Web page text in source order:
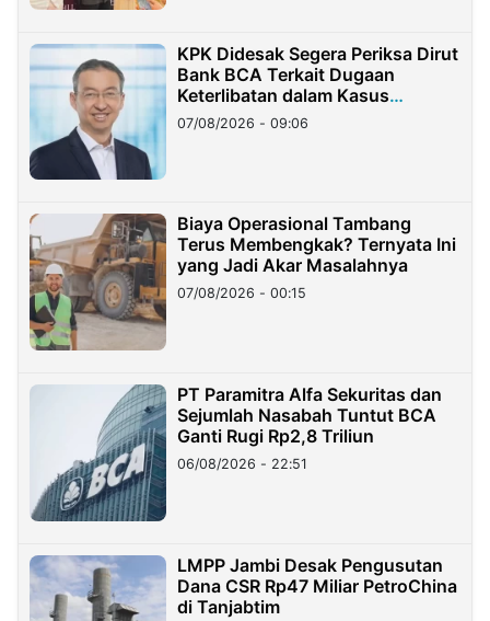
KPK Didesak Segera Periksa Dirut
Bank BCA Terkait Dugaan
Keterlibatan dalam Kasus
Hilangnya Dana Nasabah Rp2,58
Miliar
07/08/2026 - 09:06
Biaya Operasional Tambang
Terus Membengkak? Ternyata Ini
yang Jadi Akar Masalahnya
07/08/2026 - 00:15
PT Paramitra Alfa Sekuritas dan
Sejumlah Nasabah Tuntut BCA
Ganti Rugi Rp2,8 Triliun
06/08/2026 - 22:51
LMPP Jambi Desak Pengusutan
Dana CSR Rp47 Miliar PetroChina
di Tanjabtim